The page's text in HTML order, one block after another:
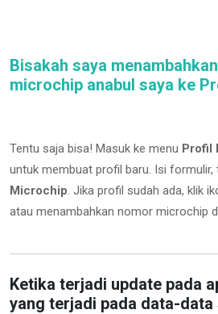
Bisakah saya
microchip anabul saya ke
Tentu saja bisa! Masuk ke menu Profil
untuk membuat profil baru. Isi
Microchip. Jika profil sudah ada, klik
atau menambahkan nomor microchip
Ketika terjadi update pada
yang terjadi pada data-data